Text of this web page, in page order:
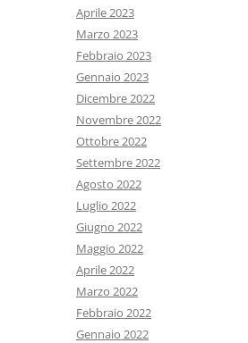
Aprile 2023
Marzo 2023
Febbraio 2023
Gennaio 2023
Dicembre 2022
Novembre 2022
Ottobre 2022
Settembre 2022
Agosto 2022
Luglio 2022
Giugno 2022
Maggio 2022
Aprile 2022
Marzo 2022
Febbraio 2022
Gennaio 2022